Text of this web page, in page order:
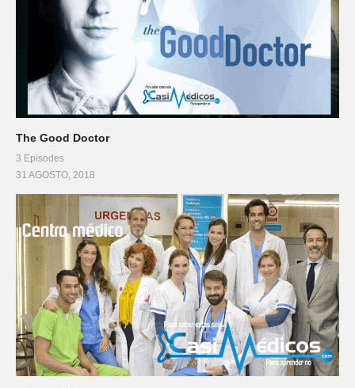
The Good Doctor
3 Episodes
31 AGOSTO, 2018